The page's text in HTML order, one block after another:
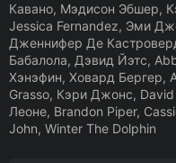
Кавано, Мэдисон Эбшер,
Jessica Fernandez, Эми
Дженнифер Де
Бабалола, Дэвид Йэтс,
Хэнэфин, Ховард Бергер,
Grasso, Кэри Джонс,
Леоне, Brandon Piper,
John, Winter The Dolphin